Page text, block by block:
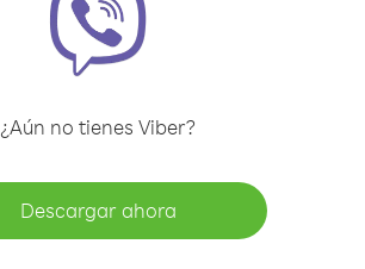
¿Aún no tienes Viber?
Descargar ahora